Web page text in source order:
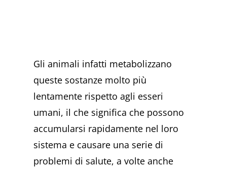
Gli animali infatti metabolizzano
queste sostanze molto più
lentamente rispetto agli esseri
umani, il che significa che possono
accumularsi rapidamente nel loro
sistema e causare una serie di
problemi di salute, a volte anche